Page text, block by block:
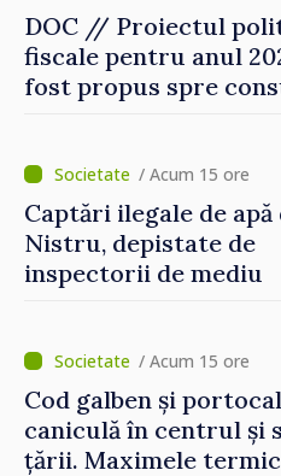
DOC // Proiectul
fiscale pentru anul
fost propus spre
/ Acum 15 ore
Captări ilegale de apă
Nistru, depistate de
inspectorii de mediu
/ Acum 15 ore
Cod galben și
caniculă în centrul și
țării. Maximele